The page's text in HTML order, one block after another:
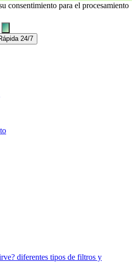
consentimiento para el procesamiento
24/7
diferentes tipos de filtros y